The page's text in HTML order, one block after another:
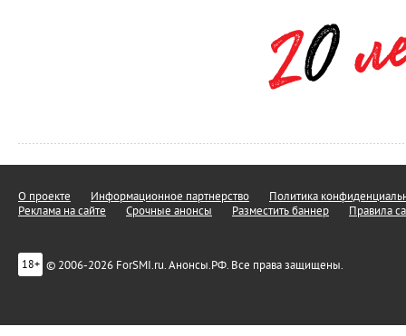
О проекте Информационное партнерство
Политика
Реклама на сайте
Срочные анонсы Разместить баннер Правила
18+ © 2006-2026 ForSMI.ru. Анонсы.РФ. Все права защищены.